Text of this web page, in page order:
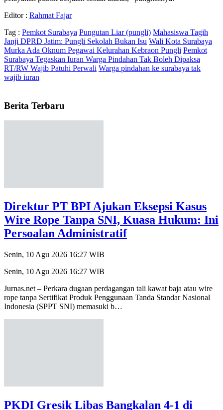
Editor :
Rahmat Fajar
Pemkot Surabaya
Janji DPRD Jatim: Pungli Sekolah Bukan Isu Wali Kota Surabaya
Murka Ada Oknum Pegawai Kelurahan Kebraon Pungli Pemkot
Surabaya Tegaskan Iuran Warga Pindahan Tak Boleh Dipaksa
RT/RW Wajib Patuhi Perwali Warga pindahan ke surabaya tak
wajib iuran
Wire Rope Tanpa SNI, Kuasa Hukum: Ini
Persoalan Administratif
Senin, 10 Agu 2026 16:27 WIB
Jurnas.net – Perkara dugaan perdagangan tali kawat baja atau wire
rope tanpa Sertifikat Produk Penggunaan Tanda Standar Nasional
Indonesia (SPPT SNI) memasuki b…